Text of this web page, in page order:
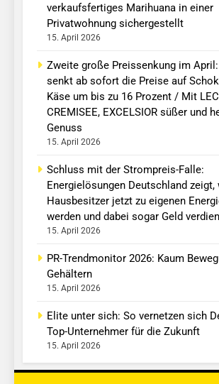
verkaufsfertiges Marihuana in einer
Privatwohnung sichergestellt
15. April 2026
Zweite große Preissenkung im
senkt ab sofort die Preise auf
Käse um bis zu 16 Prozent / Mit
CREMISEE, EXCELSIOR süßer und
Genuss
15. April 2026
Schluss mit der Strompreis-Falle:
Energielösungen Deutschland zeigt,
Hausbesitzer jetzt zu eigenen
werden und dabei sogar Geld
15. April 2026
PR-Trendmonitor 2026: Kaum
Gehältern
15. April 2026
Elite unter sich: So vernetzen sich
Top-Unternehmer für die Zukunft
15. April 2026